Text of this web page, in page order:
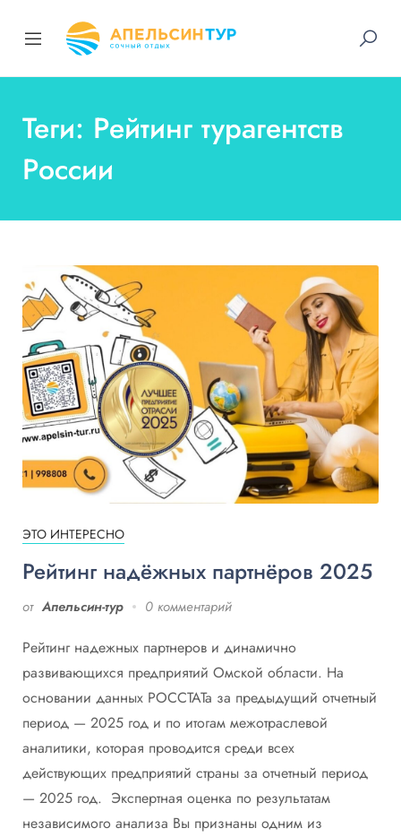
Теги: Рейтинг турагентств
России
ЭТО ИНТЕРЕСНО
Рейтинг надёжных партнёров 2025
от Апельсин-тур 0 комментарий
Рейтинг надежных партнеров и динамично
развивающихся предприятий Омской области. На
основании данных РОССТАТа за предыдущий отчетный
период — 2025 год и по итогам межотраслевой
аналитики, которая проводится среди всех
действующих предприятий страны за отчетный период
— 2025 год. Экспертная оценка по результатам
независимого анализа Вы признаны одним из